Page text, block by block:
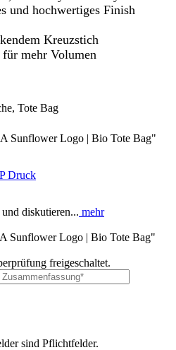
und hochwertiges Finish
Kreuzstich
für mehr Volumen
Tote Bag
Sunflower Logo | Bio Tote Bag"
Druck
diskutieren... mehr
Sunflower Logo | Bio Tote Bag"
freigeschaltet.
sind Pflichtfelder.